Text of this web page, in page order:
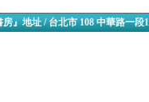
』地址 / 台北市 108 中華路一段